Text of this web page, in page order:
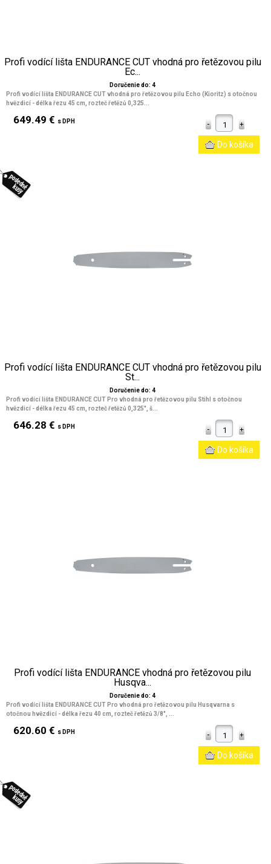
Profi vodící lišta ENDURANCE CUT vhodná pro řetězovou pilu
Ec...
Doručenie do: 4
Profi vodící lišta ENDURANCE CUT vhodná pro řetězovou pilu Echo (Kioritz) s otočnou
hvězdicí - délka řezu 45 cm, rozteč řetězů 0,325...
649.49 € s DPH
Profi vodící lišta ENDURANCE CUT vhodná pro řetězovou pilu
St...
Doručenie do: 4
Profi vodící lišta ENDURANCE CUT Pro vhodná pro řetězovou pilu Stihl s otočnou
hvězdicí - délka řezu 45 cm, rozteč řetězů 0,325", š...
646.28 € s DPH
Profi vodící lišta ENDURANCE vhodná pro řetězovou pilu
Husqva...
Doručenie do: 4
Profi vodící lišta ENDURANCE CUT Pro vhodná pro řetězovou pilu Husqvarna s
otočnou hvězdicí - délka řezu 40 cm, rozteč řetězů 3/8", ...
620.60 € s DPH